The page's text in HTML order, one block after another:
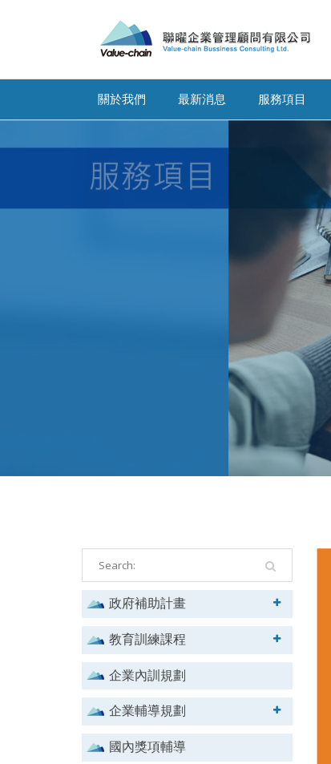
關於我們 最新消息 服務項目
政府補助計畫
教育訓練課程
企業內訓規劃
企業輔導規劃
國內獎項輔導